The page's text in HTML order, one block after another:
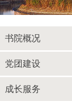
书院概况
党团建设
成长服务